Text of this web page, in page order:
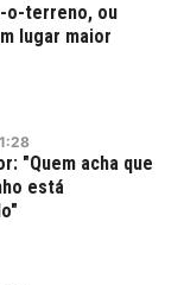
o-terreno, ou
lugar maior
"Quem acha que
está